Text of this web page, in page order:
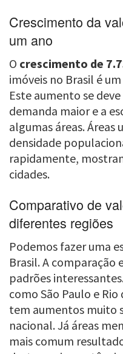
Crescimento da
um ano
O crescimento de
imóveis no Brasil é
Este aumento se
demanda maior e a
algumas áreas. Áreas
densidade
rapidamente,
cidades.
Comparativo de
diferentes regiões
Podemos fazer uma
Brasil. A comparação
padrões
como São Paulo e
tem aumentos muito
nacional. Já áreas
mais comum